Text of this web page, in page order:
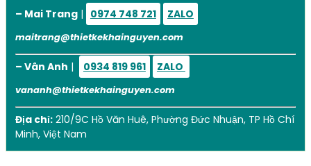
– Mai Trang| 0974 748 721 ZALO
maitrang@thietkekhainguyen.com
– Vân Anh | 0934 819 961 ZALO
vananh@thietkekhainguyen.com
Địa chỉ:210/9C Hồ Văn Huê, Phường Đức Nhuận, TP Hồ Chí
Minh, Việt Nam